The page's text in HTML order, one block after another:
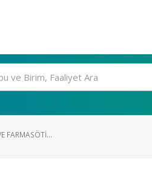
FARMASÖTI...